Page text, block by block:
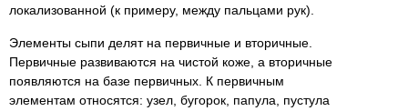
локализованной (к примеру, между пальцами рук).
Элементы сыпи делят на первичные и вторичные.
Первичные развиваются на чистой коже, а вторичные
появляются на базе первичных. К первичным
элементам относятся: узел, бугорок, папула, пустула